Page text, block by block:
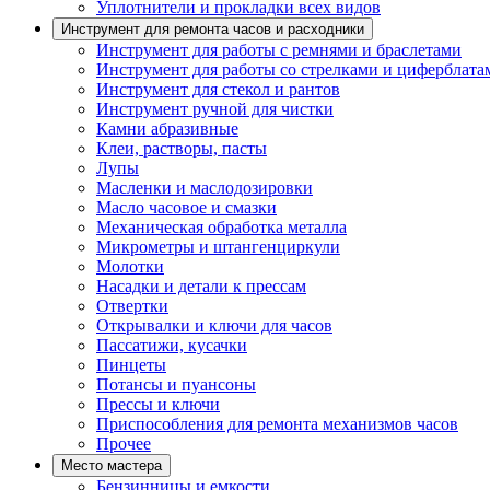
Уплотнители и прокладки всех видов
Инструмент для ремонта часов и расходники
Инструмент для работы с ремнями и браслетами
Инструмент для работы со стрелками и
Инструмент для стекол и рантов
Инструмент ручной для чистки
Камни абразивные
Клеи, растворы, пасты
Лупы
Масленки и маслодозировки
Масло часовое и смазки
Механическая обработка металла
Микрометры и штангенциркули
Молотки
Насадки и детали к прессам
Отвертки
Открывалки и ключи для часов
Пассатижи, кусачки
Пинцеты
Потансы и пуансоны
Прессы и ключи
Приспособления для ремонта механизмов часов
Прочее
Место мастера
Бензинницы и емкости